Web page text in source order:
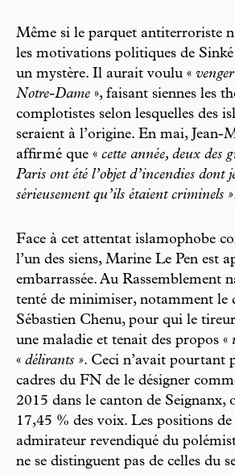
Même si le parquet antiterroriste
les motivations politiques de Sinké
un mystère. Il aurait voulu «
Notre-Dame », faisant siennes les
complotistes selon lesquelles des
seraient à l’origine. En mai, Jean-
affirmé que « cette année, deux des
Paris ont été l’objet d’incendies dont
sérieusement qu’ils étaient criminels »
Face à cet attentat islamophobe
l’un des siens, Marine Le Pen est
embarrassée. Au Rassemblement
tenté de minimiser, notamment le
Sébastien Chenu, pour qui le
une maladie et tenait des propos «
« délirants ». Ceci n’avait pourtant
cadres du FN de le désigner
2015 dans le canton de Seignanx,
17,45 % des voix. Les positions
admirateur revendiqué du
ne se distinguent pas de celles du